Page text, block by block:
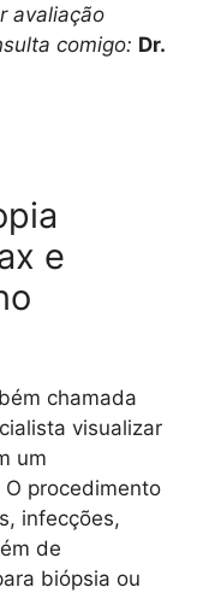
avaliação
comigo: Dr.
e
chamada
visualizar
um
procedimento
infecções,
de
biópsia ou